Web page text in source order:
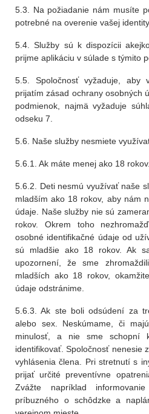
5.3. Na požiadanie nám musíte
potrebné na overenie vašej identity.
5.4. Služby sú k dispozícii
prijme aplikáciu v súlade s týmito
5.5. Spoločnosť vyžaduje, aby
prijatím zásad ochrany osobných
podmienok, najmä vyžaduje
odseku 7.
5.6. Naše služby nesmiete
5.6.1. Ak máte menej ako 18 rokov.
5.6.2. Deti nesmú využívať naše
mladším ako 18 rokov, aby nám
údaje. Naše služby nie sú
rokov. Okrem toho
osobné identifikačné údaje od
sú mladšie ako 18 rokov. Ak
upozornení, že sme
mladších ako 18 rokov,
údaje odstránime.
5.6.3. Ak ste boli odsúdení za
alebo sex. Neskúmame, či
minulosť, a nie sme schopní
identifikovať. Spoločnosť nenesie
vyhlásenia člena. Pri stretnutí s
prijať určité preventívne
Zvážte napríklad
príbuzného o schôdzke a